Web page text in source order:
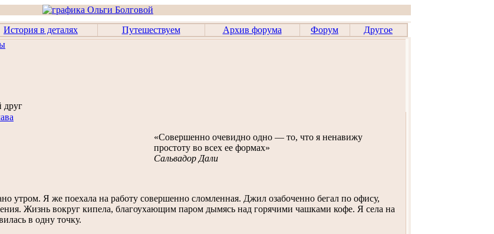
История в деталях Путешествуем Архив форума Форум
Другое
друг
«Совершенно очевидно одно — то, что я ненавижу
простоту во всех ее формах»
Сальвадор Дали
утром. Я же поехала на работу совершенно сломленная. Джил озабоченно бегал по офису,
Жизнь вокруг кипела, благоухающим паром дымясь над горячими чашками кофе. Я села на
в одну точку.